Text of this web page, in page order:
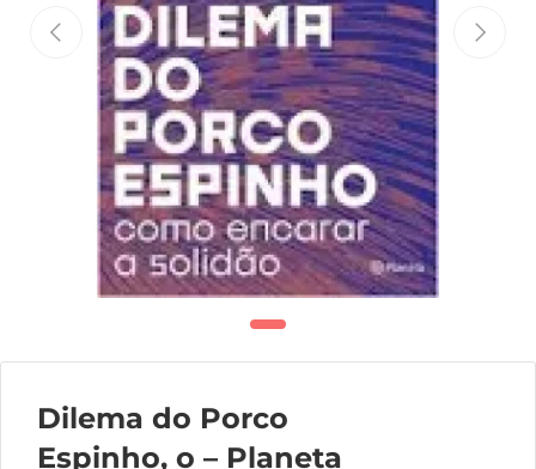
Dilema do Porco
Espinho, o – Planeta